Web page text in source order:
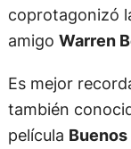
coprotagonizó
amigo Warren
Es mejor
también
película